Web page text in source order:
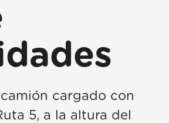
cargado con
5, a la altura del